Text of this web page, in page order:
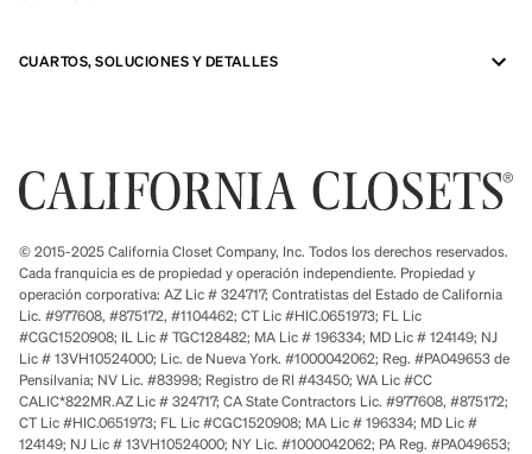
CUARTOS, SOLUCIONES Y DETALLES
© 2015-2025 California Closet Company, Inc. Todos los derechos reservados.
Cada franquicia es de propiedad y operación independiente. Propiedad y
operación corporativa: AZ Lic # 324717; Contratistas del Estado de California
Lic. #977608, #875172, #1104462; CT Lic #HIC.0651973; FL Lic
#CGC1520908; IL Lic # TGC128482; MA Lic # 196334; MD Lic # 124149; NJ
Lic # 13VH10524000; Lic. de Nueva York. #1000042062; Reg. #PA049653 de
Pensilvania; NV Lic. #83998; Registro de RI #43450; WA Lic #CC
CALIC*822MR.AZ Lic # 324717; CA State Contractors Lic. #977608, #875172;
CT Lic #HIC.0651973; FL Lic #CGC1520908; MA Lic # 196334; MD Lic #
124149; NJ Lic # 13VH10524000; NY Lic. #1000042062; PA Reg. #PA049653;